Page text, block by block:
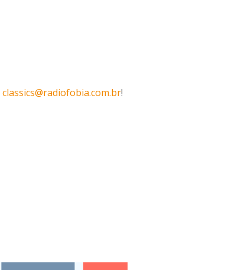
classics@radiofobia.com.br!